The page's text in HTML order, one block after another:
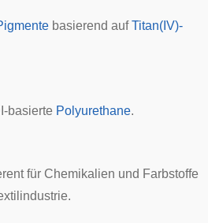
basierend aufTitan(IV)-
basierte Polyurethane.
für Chemikalien und Farbstoffe